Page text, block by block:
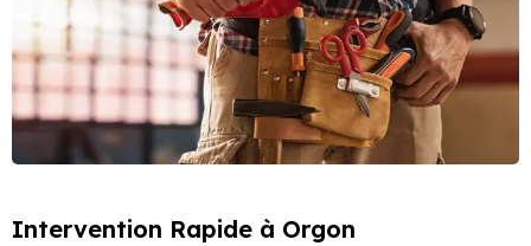
Intervention Rapide à Orgon